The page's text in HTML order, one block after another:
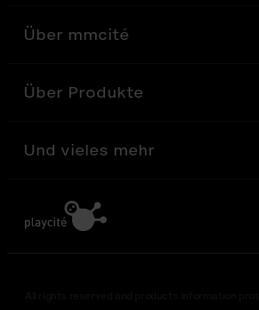
Über mmcité
Über Produkte
Und vieles mehr